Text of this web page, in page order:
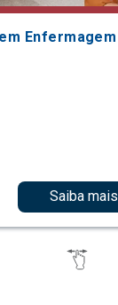
Enfermagem
Saiba mais